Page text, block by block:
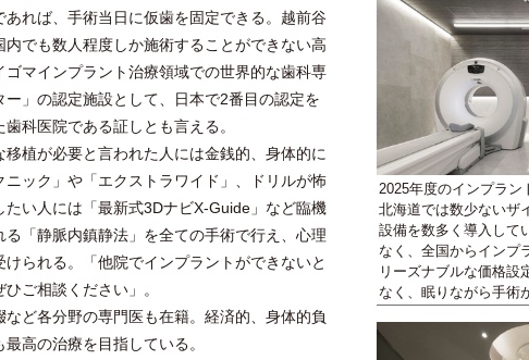
れば、手術当日に仮歯を固定できる。越前谷
でも数人程度しか施術することができない高
マインプラント治療領域での世界的な歯科専
」の認定施設として、日本で2番目の認定を
科医院である証しとも言える。
植が必要と言われた人には金銭的、身体的に
ック」や「エクストラワイド」、ドリルが怖
い人には「最新式3DナビX-Guide」など臨機
「静脈内鎮静法」を全ての手術で行え、心理
られる。「他院でインプラントができないと
ご相談ください」。
ど各分野の専門医も在籍。経済的、身体的負
高の治療を目指している。
2025年度のインプラン
北海道では数少ないザ
設備を数多く導入して
なく、全国からインプ
リーズナブルな価格設
なく、眠りながら手術